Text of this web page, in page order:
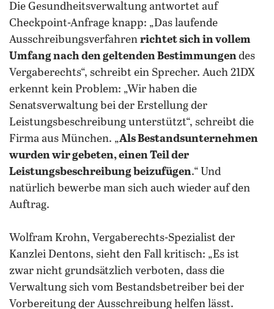
Die Gesundheitsverwaltung antwortet auf
Checkpoint-Anfrage knapp: „Das laufende
Ausschreibungsverfahren richtet sich in vollem
Umfang nach den geltenden Bestimmungendes
Vergaberechts“, schreibt ein Sprecher. Auch 21DX
erkennt kein Problem: „Wir haben die
Senatsverwaltung bei der Erstellung der
Leistungsbeschreibung unterstützt“, schreibt die
Firma aus München. „Als Bestandsunternehmen
wurden wir gebeten, einen Teil der
Leistungsbeschreibung beizufügen.“ Und
natürlich bewerbe man sich auch wieder auf den
Auftrag.
Wolfram Krohn, Vergaberechts-Spezialist der
Kanzlei Dentons, sieht den Fall kritisch: „Es ist
zwar nicht grundsätzlich verboten, dass die
Verwaltung sich vom Bestandsbetreiber bei der
Vorbereitung der Ausschreibung helfen lässt.